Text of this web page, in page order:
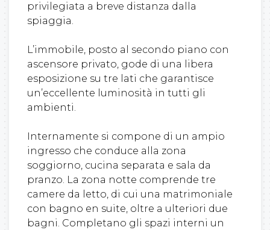
privilegiata a breve distanza dalla
spiaggia.
L’immobile, posto al secondo piano con
ascensore privato, gode di una libera
esposizione su tre lati che garantisce
un’eccellente luminosità in tutti gli
ambienti.
Internamente si compone di un ampio
ingresso che conduce alla zona
soggiorno, cucina separata e sala da
pranzo. La zona notte comprende tre
camere da letto, di cui una matrimoniale
con bagno en suite, oltre a ulteriori due
bagni. Completano gli spazi interni un